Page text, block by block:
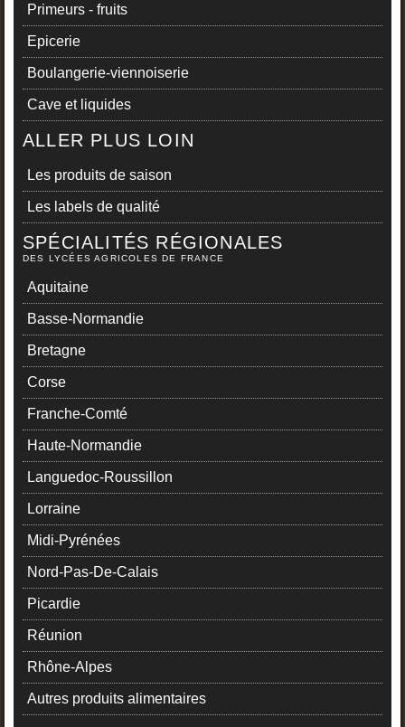
Primeurs - fruits
Epicerie
Boulangerie-viennoiserie
Cave et liquides
ALLER PLUS LOIN
Les produits de saison
Les labels de qualité
SPÉCIALITÉS RÉGIONALES
DES LYCÉES AGRICOLES DE FRANCE
Aquitaine
Basse-Normandie
Bretagne
Corse
Franche-Comté
Haute-Normandie
Languedoc-Roussillon
Lorraine
Midi-Pyrénées
Nord-Pas-De-Calais
Picardie
Réunion
Rhône-Alpes
Autres produits alimentaires